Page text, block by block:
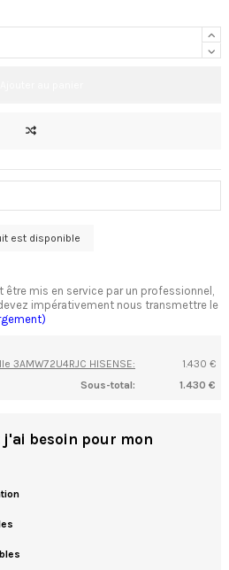
être mis en service par un professionnel,
impérativement nous transmettre le
3AMW72U4RJC HISENSE:
1.430 €
Sous-total:
1.430 €
j'ai besoin pour mon